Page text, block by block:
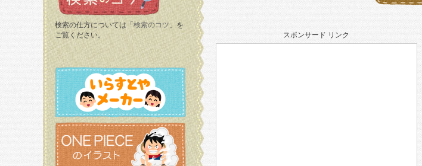
検索の仕方については「 検索のコツ 」を
ご覧ください。
スポンサード リンク